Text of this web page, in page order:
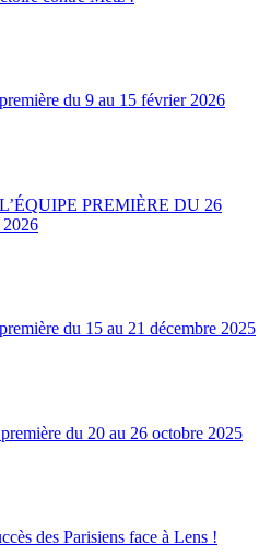
du 9 au 15 février 2026
PREMIÈRE DU 26
du 15 au 21 décembre 2025
du 20 au 26 octobre 2025
des Parisiens face à Lens !